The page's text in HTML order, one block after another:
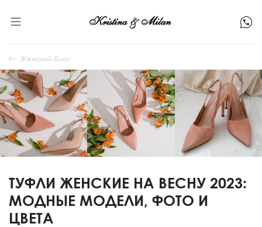
Женский блог
ТУФЛИ ЖЕНСКИЕ НА ВЕСНУ 2023:
МОДНЫЕ МОДЕЛИ, ФОТО И
ЦВЕТА